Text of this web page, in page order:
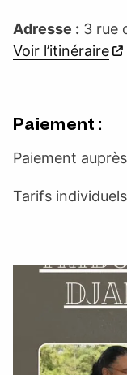
Adresse : 3 rue
Voir l’itinéraire
Paiement :
Paiement
Tarifs